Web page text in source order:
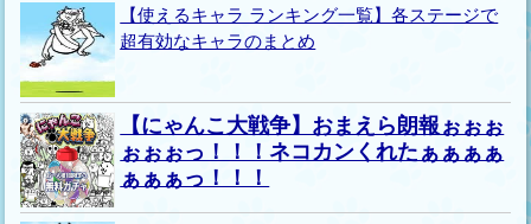
【使えるキャラ ランキング一覧】各ステージで
超有効なキャラのまとめ
【にゃんこ大戦争】おまえら朗報ぉぉぉ
ぉぉぉっ！！！ネコカンくれたぁぁぁぁ
ぁぁぁっ！！！